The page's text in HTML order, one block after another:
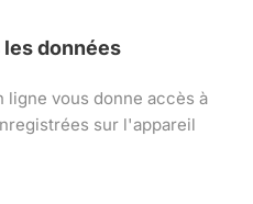
données
ligne vous donne accès à
sur l'appareil